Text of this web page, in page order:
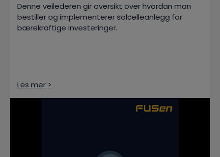
Denne veilederen gir oversikt over hvordan man
bestiller og implementerer solcelleanlegg for
bærekraftige investeringer.
Les mer >